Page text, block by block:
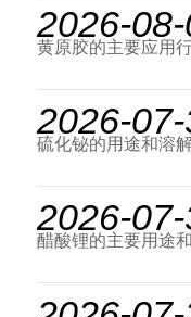
2026-
黄原胶的主要应用
2026-07-
硫化铋的用途和溶
2026-
醋酸锂的主要用途